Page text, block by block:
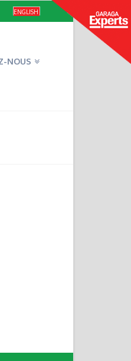
ENGLISH
NOUS